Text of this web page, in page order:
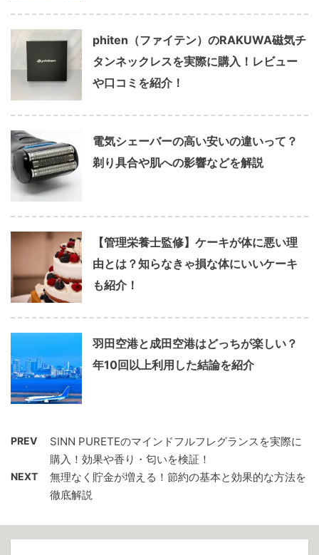
phiten（ファイテン）のRAKUWA磁気チ
タンネックレスを実際に購入！レビュー
や口コミを紹介！
電気シェーバーの高い安いの違いって？
剃り具合や肌への影響などを解説
【管理栄養士監修】ケーキが体に悪い理
由とは？知らなきゃ損な体にいいケーキ
も紹介！
羽田空港と成田空港はどっちが楽しい？
年10回以上利用した結論を紹介
PREV
SINN PURETEのマインドフルフレグランスを実際に
購入！効果や香り・匂いを検証！
NEXT
無理なく貯金が増える！節約の基本と効果的な方法を
徹底解説